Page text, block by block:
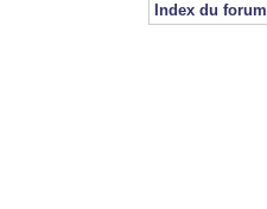
Index du forum